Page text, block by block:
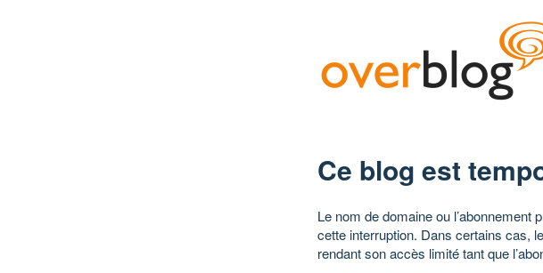
Ce blog est
Le nom de domaine ou l’abonnement
cette interruption. Dans certains cas,
rendant son accès limité tant que